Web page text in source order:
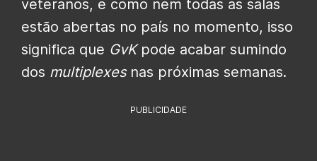
veteranos, e como nem todas as salas
estão abertas no país no momento, isso
significa que GvKpode acabar sumindo
dos multiplexesnas próximas semanas.
PUBLICIDADE